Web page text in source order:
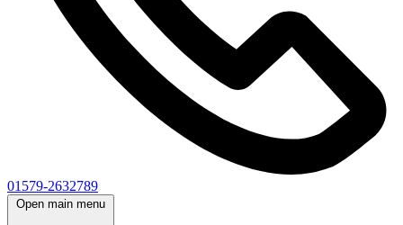
01579-2632789
Open main menu